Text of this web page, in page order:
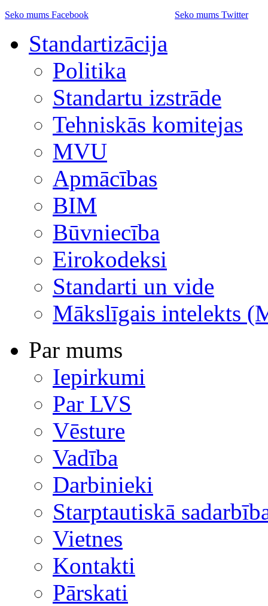
Seko mums Facebook Seko mums Twitter
Standartizācija
Politika
Standartu izstrāde
Tehniskās komitejas
MVU
Apmācības
BIM
Būvniecība
Eirokodeksi
Standarti un vide
Mākslīgais intelekts
Par mums
Iepirkumi
Par LVS
Vēsture
Vadība
Darbinieki
Starptautiskā
Vietnes
Kontakti
Pārskati